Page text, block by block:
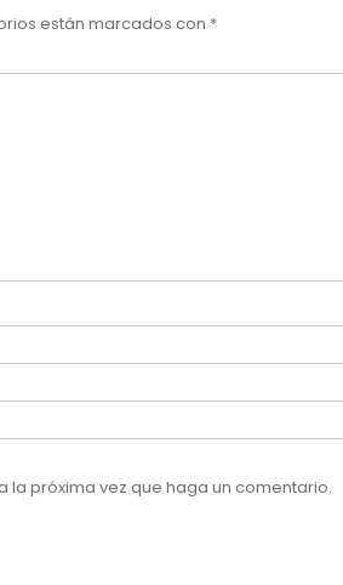
están marcados con *
próxima vez que haga un comentario.